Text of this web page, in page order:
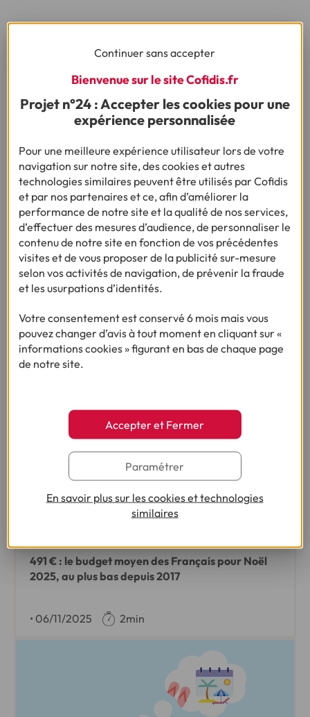
ENQUÊTE :
BUDGET VACANCES D’ÉTÉ DES FRANÇAIS 2026
Le budget vacances des Français atteint son plus
bas niveau depuis 2022
ENQUÊTE :
LES FRANÇAIS ET NOËL : 9ÈME ÉDITION
491 € : le budget moyen des Français pour Noël
2025, au plus bas depuis 2017
• 06/11/2025 2min
Continuer sans accepter
Bienvenue sur le site Cofidis.fr
Projet n°24 : Accepter les cookies pour une
expérience personnalisée
Pour une meilleure expérience utilisateur lors de votre
navigation sur notre site, des cookies et autres
technologies similaires peuvent être utilisés par Cofidis
et par nos partenaires et ce, afin d’améliorer la
performance de notre site et la qualité de nos services,
d’effectuer des mesures d’audience, de personnaliser le
contenu de notre site en fonction de vos précédentes
visites et de vous proposer de la publicité sur-mesure
selon vos activités de navigation, de prévenir la fraude
et les usurpations d’identités.
Votre consentement est conservé 6 mois mais vous
pouvez changer d’avis à tout moment en cliquant sur «
informations cookies » figurant en bas de chaque page
de notre site.
Accepter et Fermer
Paramétrer
En savoir plus sur les cookies et technologies
similaires